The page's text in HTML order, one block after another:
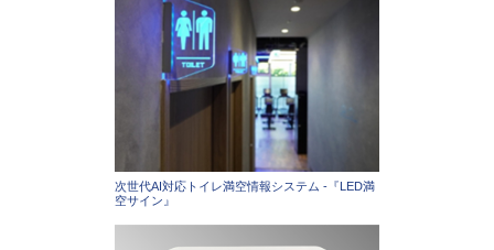
次世代AI対応トイレ満空情報システム -『LED満
空サイン』